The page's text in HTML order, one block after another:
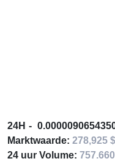
24H
Marktwaarde: 278,925 $
24 uur Volume: